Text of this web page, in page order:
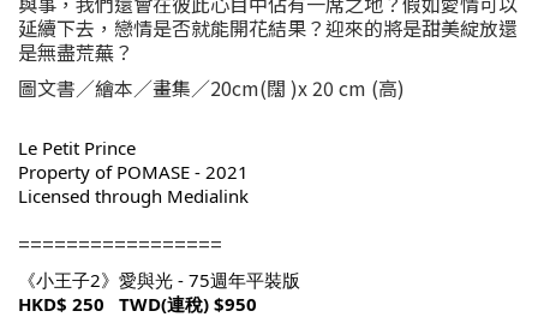
延續下去，戀情是否就能開花結果？迎來的將是甜美綻放還
是無盡荒蕪？
圖文書／繪本／畫集／20cm(闊 )x 20 cm (高)
Le Petit Prince
Property of POMASE - 2021
Licensed through Medialink
=================
《小王子2》愛與光 - 75週年平裝版
HKD$ 250   TWD(連稅) $950